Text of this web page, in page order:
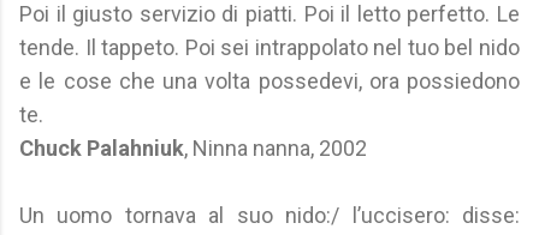
Poi il giusto servizio di piatti. Poi il letto perfetto. Le
tende. Il tappeto. Poi sei intrappolato nel tuo bel nido
e le cose che una volta possedevi, ora possiedono
te.
Chuck Palahniuk, Ninna nanna, 2002
Un uomo tornava al suo nido:/ l’uccisero: disse: